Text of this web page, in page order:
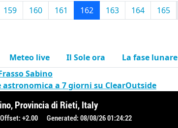
159 160 161 162 163 164 165
Meteo live Il Sole ora
La fase lunare
Sabino
astronomica a 7 giorni su ClearOutside